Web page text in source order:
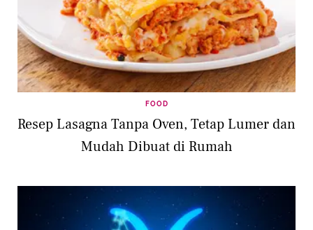
FOOD
Resep Lasagna Tanpa Oven, Tetap Lumer dan
Mudah Dibuat di Rumah